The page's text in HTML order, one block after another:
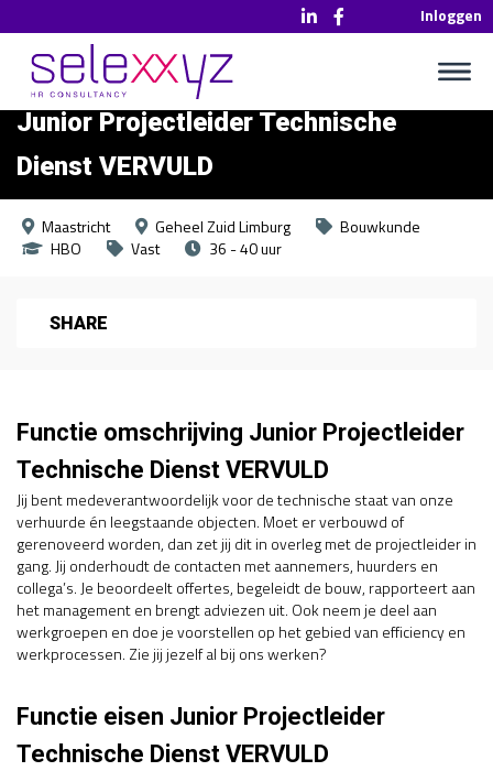
Inloggen
Junior Projectleider Technische
Dienst VERVULD
Maastricht Geheel Zuid Limburg
Bouwkunde
HBO
Vast 36 - 40 uur
SHARE
Functie omschrijving Junior Projectleider
Technische Dienst VERVULD
Jij bent medeverantwoordelijk voor de technische staat van onze
verhuurde én leegstaande objecten. Moet er verbouwd of
gerenoveerd worden, dan zet jij dit in overleg met de projectleider in
gang. Jij onderhoudt de contacten met aannemers, huurders en
collega’s. Je beoordeelt offertes, begeleidt de bouw, rapporteert aan
het management en brengt adviezen uit. Ook neem je deel aan
werkgroepen en doe je voorstellen op het gebied van efficiency en
werkprocessen. Zie jij jezelf al bij ons werken?
Functie eisen Junior Projectleider
Technische Dienst VERVULD